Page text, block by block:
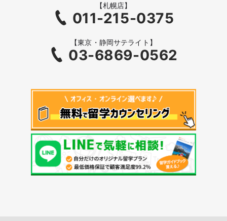
【札幌店】
011-215-0375
【東京・静岡サテライト】
03-6869-0562